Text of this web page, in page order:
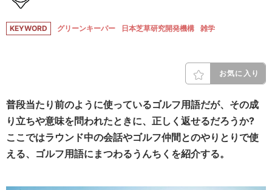
KEYWORD グリーンキーパー 日本芝草研究開発機構 雑学
お気に入り
普段当たり前のように使っているゴルフ用語だが、その成
り立ちや意味を問われたときに、正しく返せるだろうか?
ここではラウンド中の会話やゴルフ仲間とのやりとりで使
える、ゴルフ用語にまつわるうんちくを紹介する。